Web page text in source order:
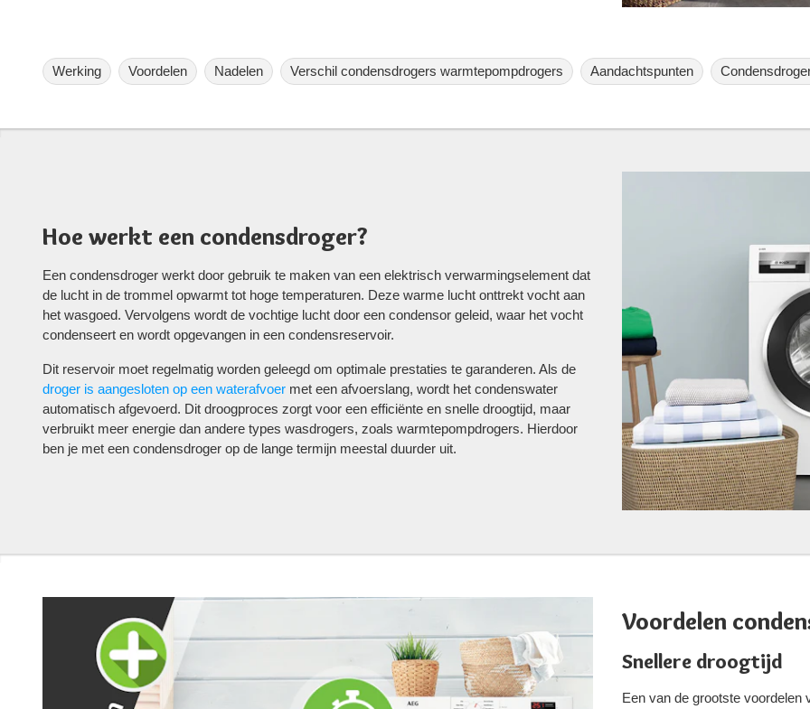
Werking Voordelen Nadelen Verschil condensdrogers warmtepompdrogers Aandachtspunten
Hoe werkt een condensdroger?
Een condensdroger werkt door gebruik te maken van een elektrisch verwarmingselement dat
de lucht in de trommel opwarmt tot hoge temperaturen. Deze warme lucht onttrekt vocht aan
het wasgoed. Vervolgens wordt de vochtige lucht door een condensor geleid, waar het vocht
condenseert en wordt opgevangen in een condensreservoir.
Dit reservoir moet regelmatig worden geleegd om optimale prestaties te garanderen. Als de
droger is aangesloten op een waterafvoer met een afvoerslang, wordt het condenswater
automatisch afgevoerd. Dit droogproces zorgt voor een efficiënte en snelle droogtijd, maar
verbruikt meer energie dan andere types wasdrogers, zoals warmtepompdrogers​​. Hierdoor
ben je met een condensdroger op de lange termijn meestal duurder uit.
Voordelen
Snellere droogtijd
Een van de grootste voordelen